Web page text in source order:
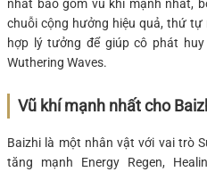
nhất bao gồm vũ khí mạnh nhất,
chuỗi cộng hưởng hiệu quả, thứ
hợp lý tưởng để giúp cô phát
Wuthering Waves.
Vũ khí mạnh nhất cho
Baizhi là một nhân vật với vai trò
tăng mạnh Energy Regen,